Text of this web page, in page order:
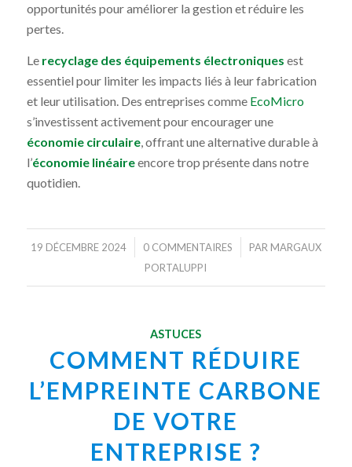
opportunités pour améliorer la gestion et réduire les
pertes.
Le recyclage des équipements électroniques est
essentiel pour limiter les impacts liés à leur fabrication
et leur utilisation. Des entreprises comme EcoMicro
s’investissent activement pour encourager une
économie circulaire, offrant une alternative durable à
l’économie linéaireencore trop présente dans notre
quotidien.
19 DÉCEMBRE 2024
/ 0 COMMENTAIRES
/ PAR MARGAUX
PORTALUPPI
ASTUCES
COMMENT RÉDUIRE
L’EMPREINTE CARBONE
DE VOTRE
ENTREPRISE ?